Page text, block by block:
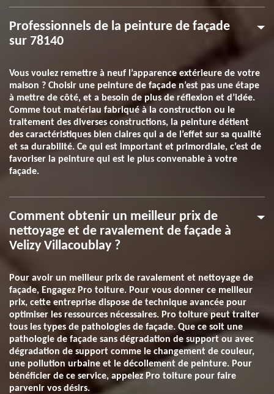
Professionnels de la peinture de façade
sur 78140
Vous voulez remettre à neuf l’apparence extérieure de votre
maison ? Choisir une peinture de façade n’est pas une étape
à mettre de côté, et a besoin de plus de réflexion et d’idée.
Comme tout matériau fabriqué à la construction ou le
traitement des diverses constructions, la peinture détient
des caractéristiques bien claires qui a de l’effet sur sa qualité
et sa durabilité. Ce qui est important et primordiale, c’est de
favoriser la peinture qui est le plus convenable à votre
façade.
Comment obtenir un meilleur prix de
nettoyage et de ravalement de façade à
Velizy Villacoublay ?
Pour avoir un meilleur prix de ravalement et nettoyage de
façade, Engagez Pro toiture. Pour vous donner ce meilleur
prix, cette entreprise dispose de technique avancée pour
optimiser les ressources nécessaires. Pro toiture peut traiter
tous les types de pathologies de façade. Que ce soit une
pathologie de façade sans dégradation de support ou avec
dégradation de support comme le changement de couleur,
une pollution urbaine et le décollement de peinture. Pour
bénéficier de ce service, appelez Pro toiture pour faire
parvenir vos désirs.